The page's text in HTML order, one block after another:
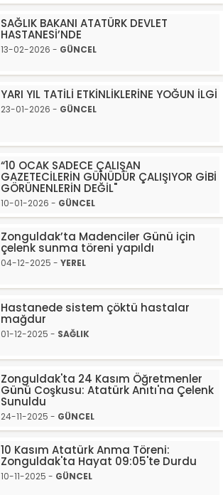
SAĞLIK BAKANI ATATÜRK DEVLET
HASTANESİ’NDE
13-02-2026 - GÜNCEL
YARI YIL TATİLİ ETKİNLİKLERİNE YOĞUN İLGİ
23-01-2026 - GÜNCEL
“10 OCAK SADECE ÇALIŞAN
GAZETECİLERİN GÜNÜDÜR ÇALIŞIYOR GİBİ
GÖRÜNENLERİN DEĞİL"
10-01-2026 - GÜNCEL
Zonguldak’ta Madenciler Günü için
çelenk sunma töreni yapıldı
04-12-2025 - YEREL
Hastanede sistem çöktü hastalar
mağdur
01-12-2025 - SAĞLIK
Zonguldak'ta 24 Kasım Öğretmenler
Günü Coşkusu: Atatürk Anıtı'na Çelenk
Sunuldu
24-11-2025 - GÜNCEL
10 Kasım Atatürk Anma Töreni:
Zonguldak'ta Hayat 09:05'te Durdu
10-11-2025 - GÜNCEL